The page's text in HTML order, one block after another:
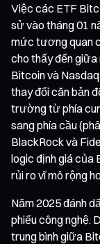
Việc các ETF
sử vào tháng 01
mức tương quan
cho thấy đến
Bitcoin và
thay đổi căn bản
trường từ phía
sang phía cầu
BlackRock và
logic định giá của
rủi ro vĩ mô rộng
Năm 2025 đánh
phiếu công nghệ.
trung bình giữa